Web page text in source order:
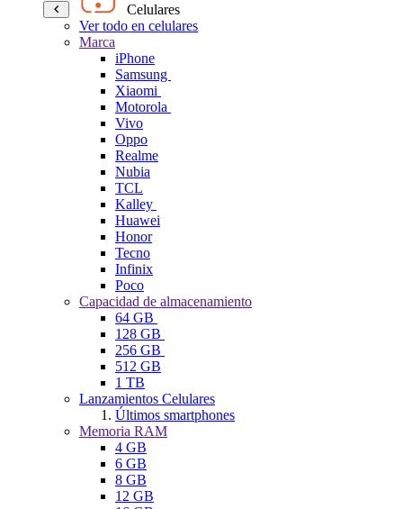
Celulares
Ver todo en celulares
Marca
iPhone
Samsung
Xiaomi
Motorola
Vivo
Oppo
Realme
Nubia
TCL
Kalley
Huawei
Honor
Tecno
Infinix
Poco
Capacidad de almacenamiento
64 GB
128 GB
256 GB
512 GB
1 TB
Lanzamientos Celulares
Últimos smartphones
Memoria RAM
4 GB
6 GB
8 GB
12 GB